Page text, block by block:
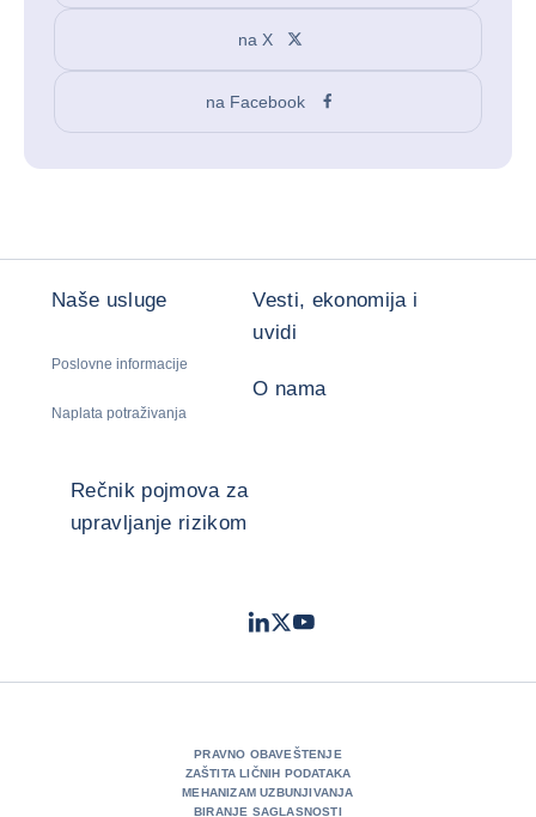
na X
na Facebook
Naše usluge
Poslovne informacije
Naplata potraživanja
Vesti, ekonomija i
uvidi
O nama
Rečnik pojmova za
upravljanje rizikom
LinkedIn
TwitterYoutube
PRAVNO OBAVEŠTENJE
ZAŠTITA LIČNIH PODATAKA
MEHANIZAM UZBUNJIVANJA
BIRANJE SAGLASNOSTI